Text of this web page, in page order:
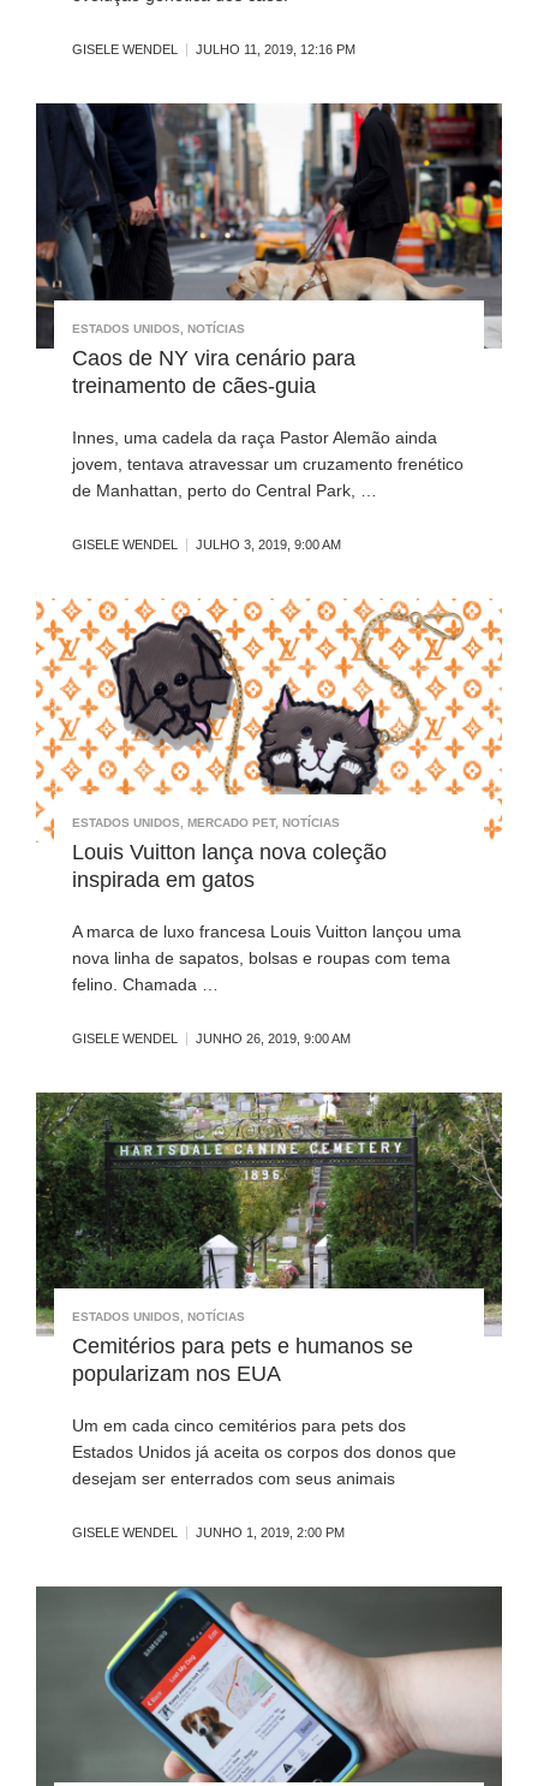
GISELE WENDEL JULHO 11, 2019, 12:16 PM
ESTADOS UNIDOS NOTÍCIAS
Caos de NY vira cenário para
treinamento de cães-guia
Innes, uma cadela da raça Pastor Alemão ainda
jovem, tentava atravessar um cruzamento frenético
de Manhattan, perto do Central Park, …
GISELE WENDEL JULHO 3, 2019, 9:00 AM
ESTADOS UNIDOS MERCADO PET, NOTÍCIAS
Louis Vuitton lança nova coleção
inspirada em gatos
A marca de luxo francesa Louis Vuitton lançou uma
nova linha de sapatos, bolsas e roupas com tema
felino. Chamada …
GISELE WENDEL JUNHO 26, 2019, 9:00 AM
ESTADOS UNIDOS NOTÍCIAS
Cemitérios para pets e humanos se
popularizam nos EUA
Um em cada cinco cemitérios para pets dos
Estados Unidos já aceita os corpos dos donos que
desejam ser enterrados com seus animais
GISELE WENDEL JUNHO 1, 2019, 2:00 PM